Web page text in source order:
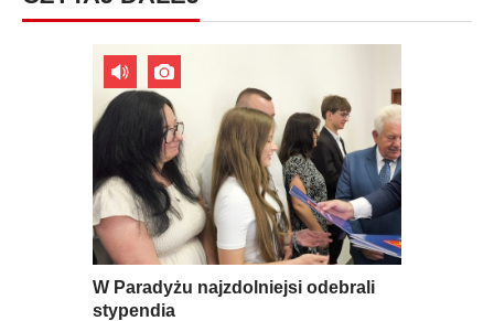
W Paradyżu najzdolniejsi odebrali
stypendia